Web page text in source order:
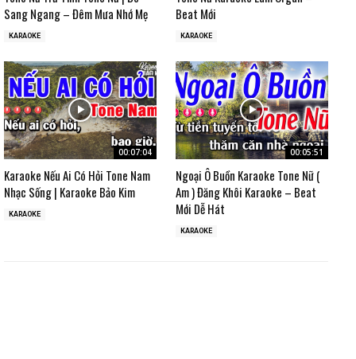
Sang Ngang – Đêm Mưa Nhớ Mẹ
KARAOKE
Beat Mới
KARAOKE
00:07:04
Karaoke Nếu Ai Có Hỏi Tone Nam
Nhạc Sống | Karaoke Bảo Kim
KARAOKE
00:05:51
Ngoại Ô Buồn Karaoke Tone Nữ (
Am ) Đăng Khôi Karaoke – Beat
Mới Dễ Hát
KARAOKE